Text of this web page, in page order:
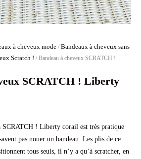
à cheveux mode / Bandeaux à cheveux sans
Scratch ! / Bandeau à cheveux SCRATCH !
SCRATCH ! Liberty
SCRATCH ! Liberty corail est très pratique
pas nouer un bandeau. Les plis de ce
tous seuls, il n’y a qu’à scratcher, en